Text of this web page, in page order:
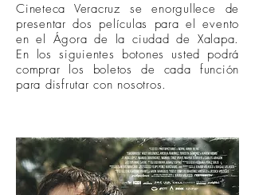
Cineteca Veracruz se enorgullece de
presentar dos películas para el evento
en el Ágora de la ciudad de Xalapa.
En los siguientes botones usted podrá
comprar los boletos de cada función
para disfrutar con nosotros.